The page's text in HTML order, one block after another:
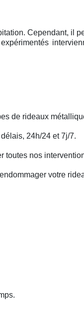
Cependant, il
de rideaux
24h/24 et 7j/7.
toutes nos
votre